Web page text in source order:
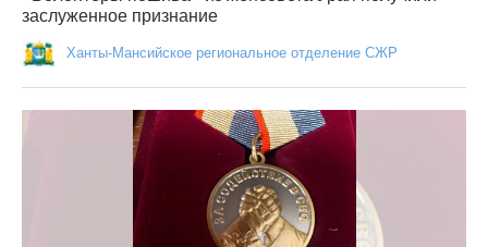
заслуженное признание
Ханты-Мансийское региональное отделение СЖР